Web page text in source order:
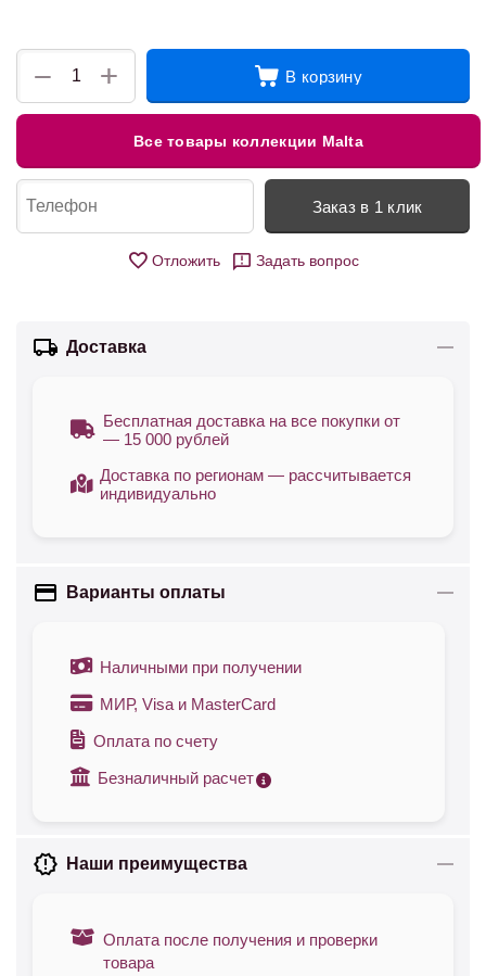
+
− В корзину
Все товары коллекции Malta
Заказ в 1 клик
Отложить Задать вопрос
Доставка
Бесплатная доставка на все покупки от
— 15 000 рублей
Доставка по регионам — рассчитывается
индивидуально
Варианты оплаты
Наличными при получении
МИР, Visa и MasterCard
Оплата по счету
Безналичный расчет
Наши преимущества
Оплата после получения и проверки
товара